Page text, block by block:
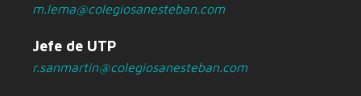
m.lema@colegiosanesteban.com
Jefe de UTP
r.sanmartin@colegiosanesteban.com